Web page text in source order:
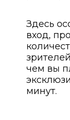
Здесь
вход,
чем вы
минут.